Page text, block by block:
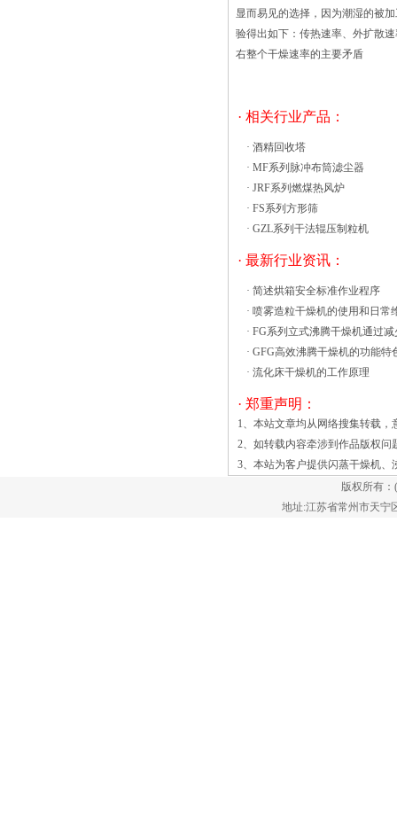
显而易见的选择，因为潮湿的被
验得出如下：传热速率、外扩
右整个干燥速率的主要矛盾
· 相关行业产品：
· 酒精回收塔
· MF系列脉冲布筒滤尘器
· JRF系列燃煤热风炉
· FS系列方形筛
· GZL系列干法辊压制粒机
· 最新行业资讯：
· 简述烘箱安全标准作业程序
· 喷雾造粒干燥机的使用和日常
· FG系列立式沸腾干燥机通过
· GFG高效沸腾干燥机的功能特
· 流化床干燥机的工作原理
· 郑重声明：
1、本站文章均从网络搜集转载
2、如转载内容牵涉到作品版权
3、本站为客户提供闪蒸干燥机、
版权所有
地址:江苏省常州市天宁